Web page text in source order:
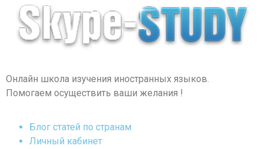
Онлайн школа изучения иностранных языков.
Помогаем осуществить ваши желания !
Блог статей по странам
Личный кабинет